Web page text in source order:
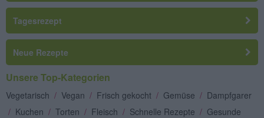
Tagesrezept
Neue Rezepte
Unsere Top-Kategorien
Vegetarisch / Vegan / Frisch gekocht / Gemüse / Dampfgarer
/ Kuchen / Torten / Fleisch / Schnelle Rezepte / Gesunde